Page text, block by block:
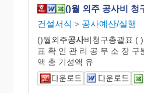
()월 외주 공사비 청
건설서식 > 공사예산/실행
()월외주공사비청구총괄표 (
표 확 인 관 리 공 무 소 장 구
액 총 기성액 유